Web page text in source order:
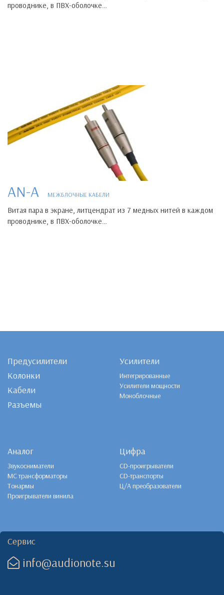
проводнике, в ПВХ-оболочке…
AN-A МЕЖБЛОЧНЫЕ КАБЕЛИ
Витая пара в экране, литцендрат из 7 медных нитей в каждом
проводнике, в ПВХ-оболочке…
Предусилители
Колонки
Кабели
Разъемы
Усилители
Интегрированные
Усилители мощности
Моноблочные
Аналог
Звукосниматели
MC трансформаторы
Тонармы
Проигрыватели винила
Цифра
CD-проигрыватели
CD-транспорты
Ц/А преобразователи
Сервис
info@audionote.su